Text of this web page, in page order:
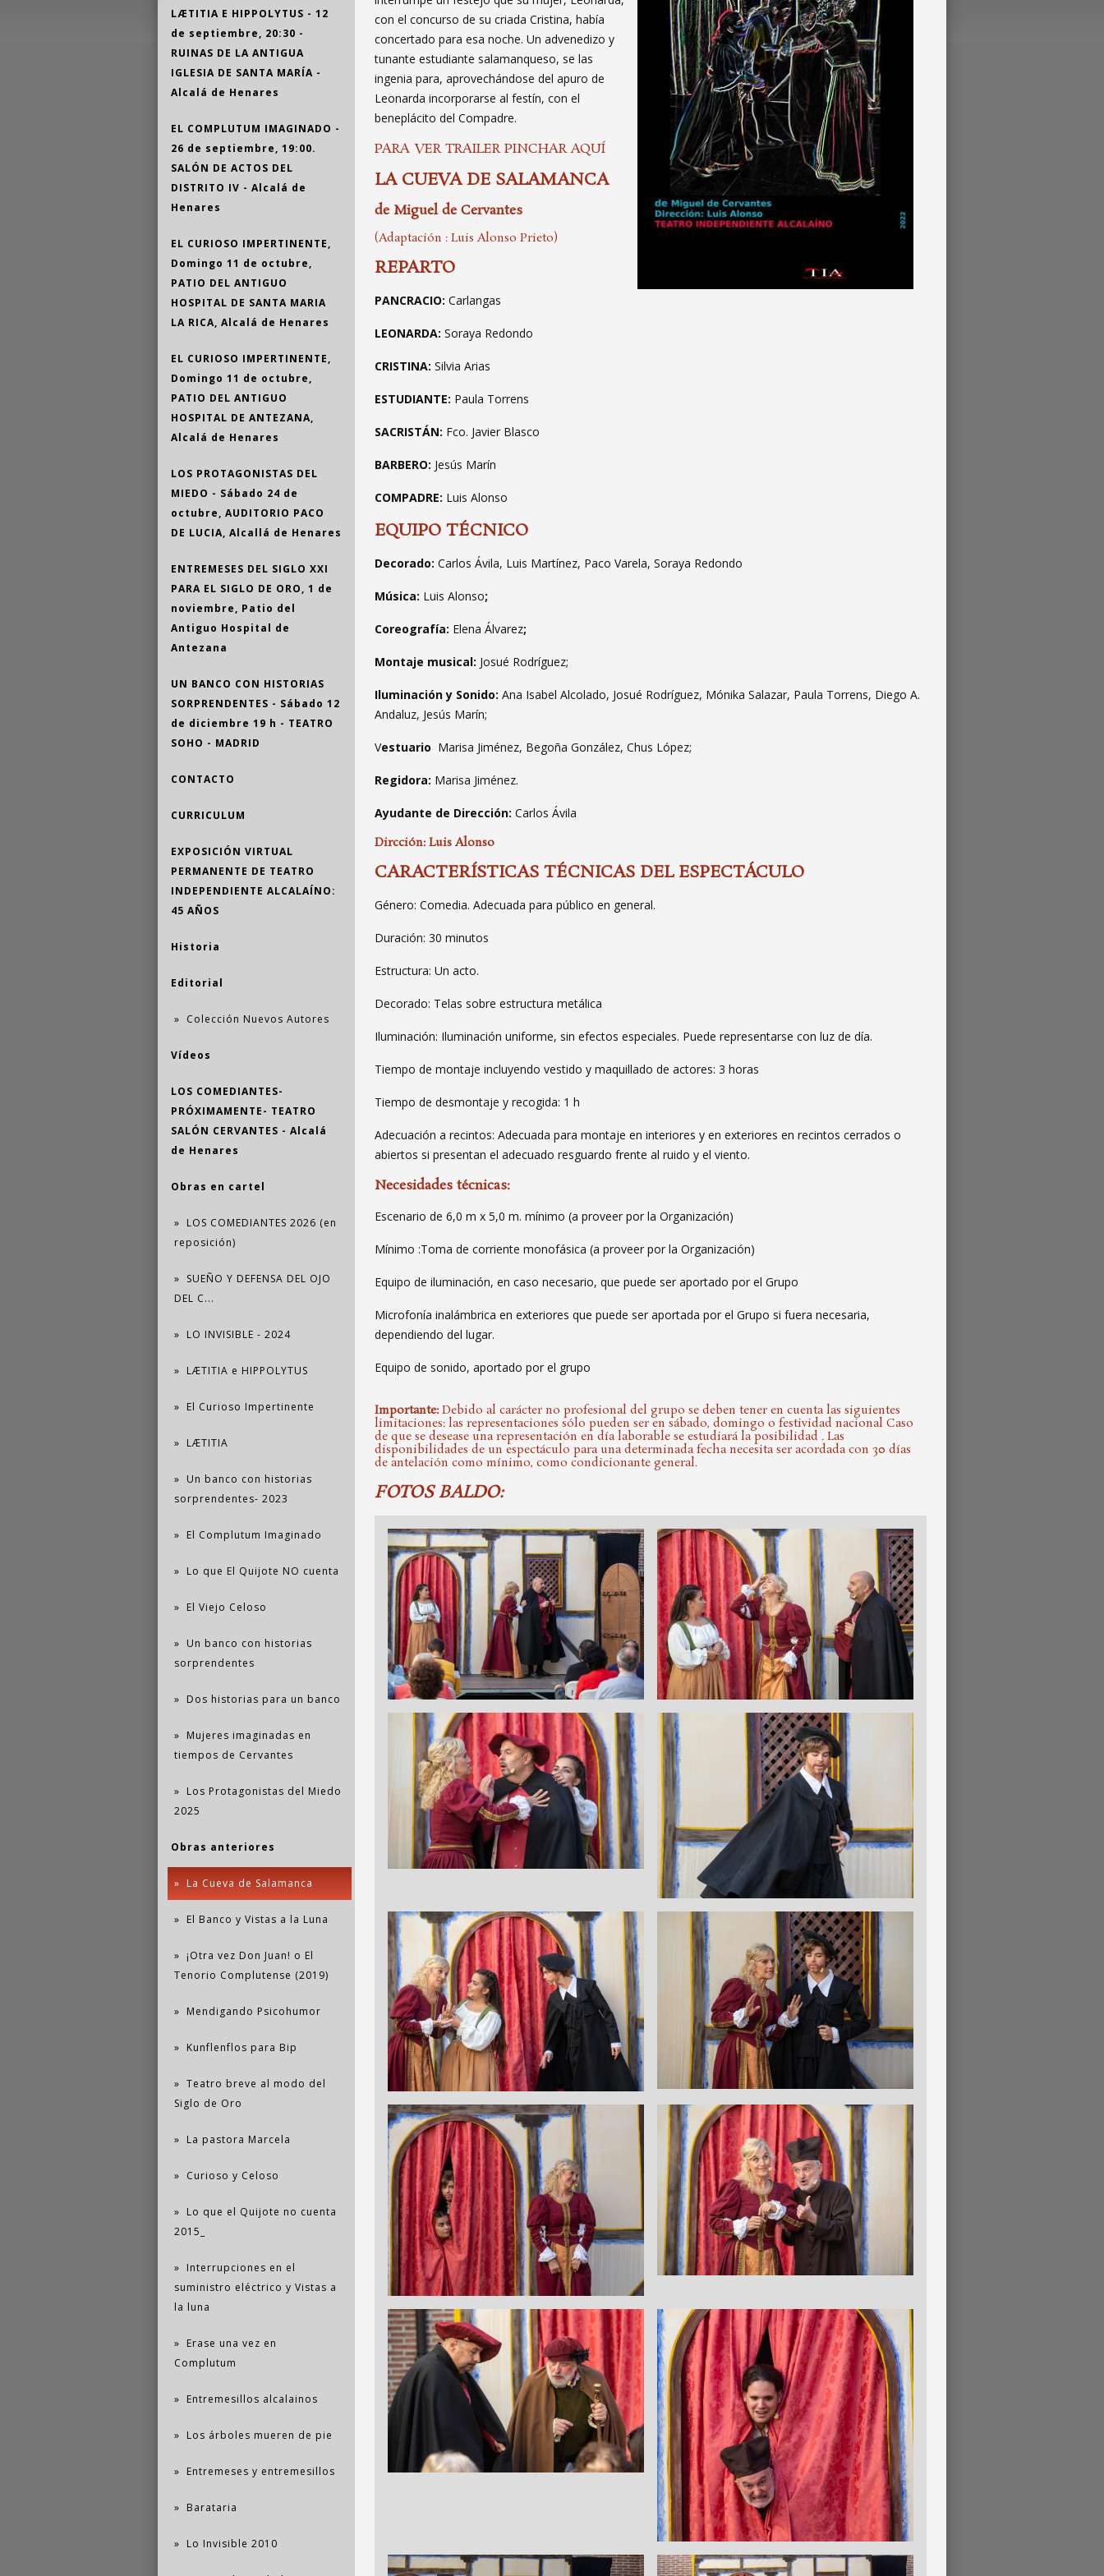
LÆTITIA E HIPPOLYTUS - 12
de septiembre, 20:30 -
RUINAS DE LA ANTIGUA
IGLESIA DE SANTA MARÍA -
Alcalá de Henares
EL COMPLUTUM IMAGINADO -
26 de septiembre, 19:00.
SALÓN DE ACTOS DEL
DISTRITO IV - Alcalá de
Henares
EL CURIOSO IMPERTINENTE,
Domingo 11 de octubre,
PATIO DEL ANTIGUO
HOSPITAL DE SANTA MARIA
LA RICA, Alcalá de Henares
EL CURIOSO IMPERTINENTE,
Domingo 11 de octubre,
PATIO DEL ANTIGUO
HOSPITAL DE ANTEZANA,
Alcalá de Henares
LOS PROTAGONISTAS DEL
MIEDO - Sábado 24 de
octubre, AUDITORIO PACO
DE LUCIA, Alcallá de Henares
ENTREMESES DEL SIGLO XXI
PARA EL SIGLO DE ORO, 1 de
noviembre, Patio del
Antiguo Hospital de
Antezana
UN BANCO CON HISTORIAS
SORPRENDENTES - Sábado 12
de diciembre 19 h - TEATRO
SOHO - MADRID
CONTACTO
CURRICULUM
EXPOSICIÓN VIRTUAL
PERMANENTE DE TEATRO
INDEPENDIENTE ALCALAÍNO:
45 AÑOS
Historia
Editorial
Colección Nuevos Autores
Vídeos
LOS COMEDIANTES-
PRÓXIMAMENTE- TEATRO
SALÓN CERVANTES - Alcalá
de Henares
Obras en cartel
LOS COMEDIANTES 2026 (en
reposición)
SUEÑO Y DEFENSA DEL OJO
DEL C...
LO INVISIBLE - 2024
LÆTITIA e HIPPOLYTUS
El Curioso Impertinente
LÆTITIA
Un banco con historias
sorprendentes- 2023
El Complutum Imaginado
Lo que El Quijote NO cuenta
El Viejo Celoso
Un banco con historias
sorprendentes
Dos historias para un banco
Mujeres imaginadas en
tiempos de Cervantes
Los Protagonistas del Miedo
2025
Obras anteriores
La Cueva de Salamanca
El Banco y Vistas a la Luna
¡Otra vez Don Juan! o El
Tenorio Complutense (2019)
Mendigando Psicohumor
Kunflenflos para Bip
Teatro breve al modo del
Siglo de Oro
La pastora Marcela
Curioso y Celoso
Lo que el Quijote no cuenta
2015_
Interrupciones en el
suministro eléctrico y Vistas a
la luna
Erase una vez en
Complutum
Entremesillos alcalainos
Los árboles mueren de pie
Entremeses y entremesillos
Barataria
Lo Invisible 2010
con el concurso de su criada Cristina, había
concertado para esa noche. Un advenedizo y
tunante estudiante salamanqueso, se las
ingenia para, aprovechándose del apuro de
Leonarda incorporarse al festín, con el
beneplácito del Compadre.
PARA VER TRAILER PINCHAR AQUÍ
LA CUEVA DE SALAMANCA
de Miguel de Cervantes
(Adaptación : Luis Alonso Prieto)
REPARTO
PANCRACIO: Carlangas
LEONARDA: Soraya Redondo
CRISTINA: Silvia Arias
ESTUDIANTE: Paula Torrens
SACRISTÁN: Fco. Javier Blasco
BARBERO: Jesús Marín
COMPADRE: Luis Alonso
EQUIPO TÉCNICO
Decorado: Carlos Ávila, Luis Martínez, Paco Varela, Soraya Redondo
Música: Luis Alonso;
Coreografía: Elena Álvarez;
Montaje musical: Josué Rodríguez;
Iluminación y Sonido: Ana Isabel Alcolado, Josué Rodríguez, Mónika Salazar, Paula Torrens, Diego A.
Andaluz, Jesús Marín;
Vestuario Marisa Jiménez, Begoña González, Chus López;
Regidora: Marisa Jiménez.
Ayudante de Dirección: Carlos Ávila
Dircción: Luis Alonso
CARACTERÍSTICAS TÉCNICAS DEL ESPECTÁCULO
Género: Comedia. Adecuada para público en general.
Duración: 30 minutos
Estructura: Un acto.
Decorado: Telas sobre estructura metálica
Iluminación: Iluminación uniforme, sin efectos especiales. Puede representarse con luz de día.
Tiempo de montaje incluyendo vestido y maquillado de actores: 3 horas
Tiempo de desmontaje y recogida: 1 h
Adecuación a recintos: Adecuada para montaje en interiores y en exteriores en recintos cerrados o
abiertos si presentan el adecuado resguardo frente al ruido y el viento.
Necesidades técnicas:
Escenario de 6,0 m x 5,0 m. mínimo (a proveer por la Organización)
Mínimo :Toma de corriente monofásica (a proveer por la Organización)
Equipo de iluminación, en caso necesario, que puede ser aportado por el Grupo
Microfonía inalámbrica en exteriores que puede ser aportada por el Grupo si fuera necesaria,
dependiendo del lugar.
Equipo de sonido, aportado por el grupo
Importante: Debido al carácter no profesional del grupo se deben tener en cuenta las siguientes
limitaciones: las representaciones sólo pueden ser en sábado, domingo o festividad nacional Caso
de que se desease una representación en día laborable se estudiará la posibilidad . Las
disponibilidades de un espectáculo para una determinada fecha necesita ser acordada con 30 días
de antelación como mínimo, como condicionante general.
FOTOS BALDO:
Imagen Imagen
Imagen Imagen
Imagen Imagen
Imagen Imagen
Imagen Imagen
Imagen Imagen